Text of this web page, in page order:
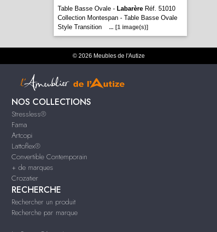
Table Basse Ovale - LabarèreRéf. 51010
Collection Montespan - Table Basse Ovale
Style Transition
... [1 image(s)]
© 2026 Meubles de l'Autize
NOS COLLECTIONS
Stressless®
Fama
Artcopi
Lattoflex®
Convertible Contemporain
+ de marques
Crozatier
RECHERCHE
Rechercher un produit
Recherche par marque